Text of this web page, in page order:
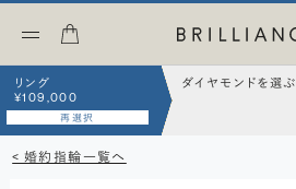
リング
¥109,000
再選択
ダイヤモンドを選ぶ
< 婚約指輪一覧へ